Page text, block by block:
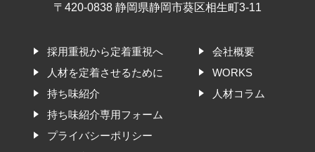
〒420-0838 静岡県静岡市葵区相生町3-11
採用重視から定着重視へ
人材を定着させるために
持ち味紹介
会社概要
WORKS
人材コラム
持ち味紹介専用フォーム
プライバシーポリシー